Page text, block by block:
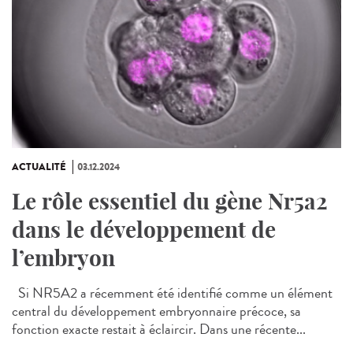
ACTUALITÉ 03.12.2024
Le rôle essentiel du gène Nr5a2
dans le développement de
l’embryon
Si NR5A2 a récemment été identifié comme un élément
central du développement embryonnaire précoce, sa
fonction exacte restait à éclaircir. Dans une récente...